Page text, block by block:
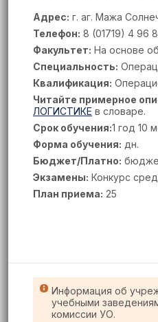
Адрес: г. аг. Мажа
Телефон: 8 (01719) 4 96
Факультет: На основе
Специальность:
Квалификация:
Читайте примерное
ЛОГИСТИКЕ в словаре.
Срок обучения:1 год 10
Форма обучения: дн.
Бюджет/Платно:
Экзамены: Конкурс
План приема: 25
Информация об
учебными
комиссии УО.